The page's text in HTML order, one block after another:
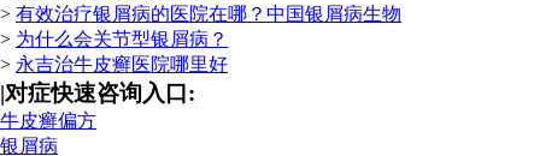
> 有效治疗银屑病的医院在哪？中国银屑病生物
> 为什么会关节型银屑病？
> 永吉治牛皮癣医院哪里好
|对症快速咨询入口:
牛皮癣偏方
银屑病